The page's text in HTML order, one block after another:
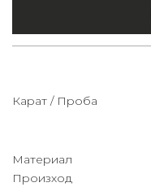
Карат / Проба
Материал
Произход